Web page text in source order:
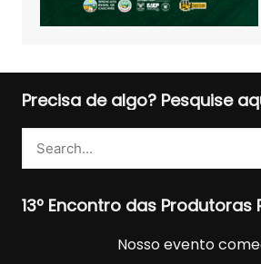
Precisa de algo? Pesquise
13º Encontro das Produtoras
Nosso evento